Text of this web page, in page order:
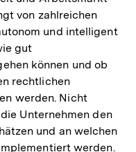
von zahlreichen
und intelligent
gut
können und ob
rechtlichen
werden. Nicht
Unternehmen den
und an welchen
werden.